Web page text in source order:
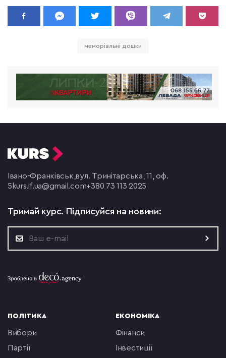
меморіальні дошки
Івано-Франківськ, вул. Тринітарська, 11, оф.
5 kurs.if.ua@gmail.com+380 73 113 2025
Тримай курс. Підписуйся на новини:
ПОЛІТИКА
вибори
партії
ЕКОНОМІКА
фінанси
інвестиції